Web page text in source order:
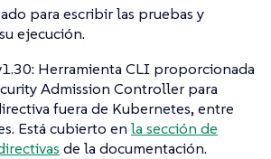
para escribir las pruebas y
ejecución.
Herramienta CLI proporcionada
Admission Controller para
fuera de Kubernetes, entre
Está cubierto en la sección de
de la documentación.